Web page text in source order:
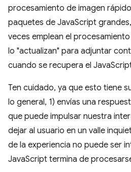
procesamiento de imagen
paquetes de JavaScript
veces emplean el
lo "actualizan" para adjuntar
cuando se recupera el
Ten cuidado, ya que esto tiene
lo general, 1) envías una
que puede impulsar nuestra
dejar al usuario en un valle
de la experiencia no puede ser
JavaScript termina de